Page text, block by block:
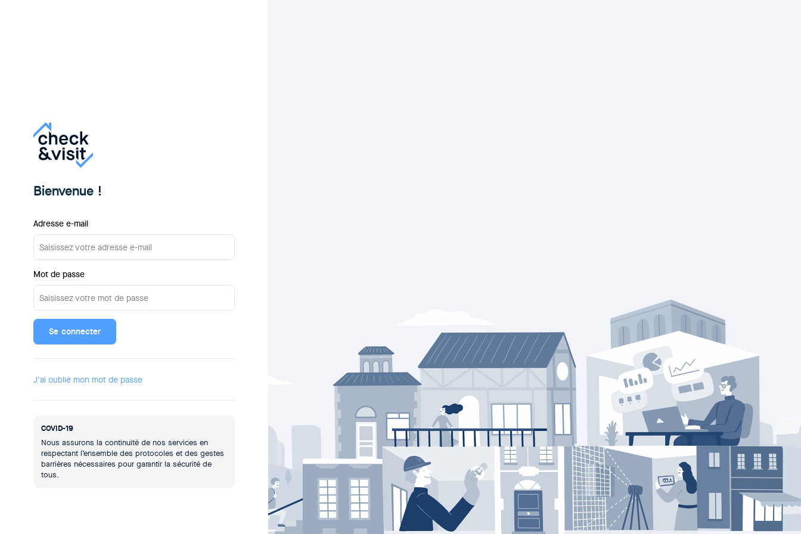
Bienvenue !
Adresse e-mail
Saisissez votre adresse e-mail
Mot de passe
Saisissez votre mot de passe
Se connecter
J'ai oublié mon mot de passe
COVID-19
Nous assurons la continuité de nos services en
respectant l’ensemble des protocoles et des gestes
barrières nécessaires pour garantir la sécurité de
tous.